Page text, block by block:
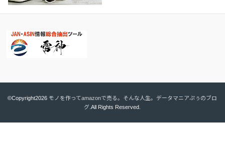
©Copyright2026 モノを作ってamazonで売る。そんな人生。データマニアぷぅのブロ
グ .All Rights Reserved.